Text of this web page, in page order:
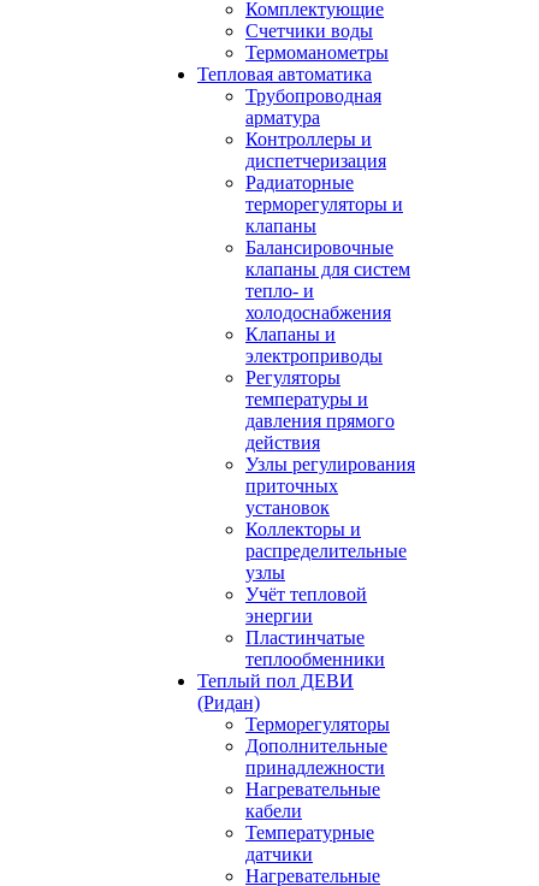
Комплектующие
Счетчики воды
Термоманометры
Тепловая автоматика
Трубопроводная
арматура
Контроллеры и
диспетчеризация
Радиаторные
терморегуляторы и
клапаны
Балансировочные
клапаны для систем
тепло- и
холодоснабжения
Клапаны и
электроприводы
Регуляторы
температуры и
давления прямого
действия
Узлы регулирования
приточных
установок
Коллекторы и
распределительные
узлы
Учёт тепловой
энергии
Пластинчатые
теплообменники
Теплый пол ДЕВИ
(Ридан)
Терморегуляторы
Дополнительные
принадлежности
Нагревательные
кабели
Температурные
датчики
Нагревательные